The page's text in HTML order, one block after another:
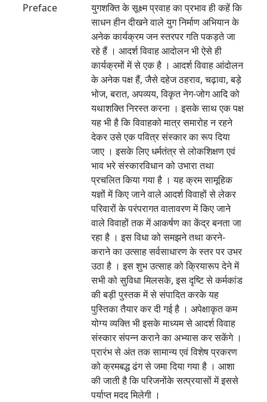
Preface
युगशक्ति के सूक्ष्म प्रवाह का प्रभाव ही कहें कि
साधन हीन दीखने वाले युग निर्माण अभियान के
अनेक कार्यक्रम जन स्तरपर गति पकड़ते जा
रहे हैं । आदर्श विवाह आदोलन भी ऐसे ही
कार्यक्रमों में से एक है । आदर्श विवाह आंदोलन
के अनेक पक्ष हैं, जैसे दहेज ठहराव, चढ़ावा, बड़े
भोज, बरात, अपव्यय, विकृत नेग-जोग आदि को
यथाशक्ति निरस्त करना । इसके साथ एक पक्ष
यह भी है कि विवाहको मात्र समारोह न रहने
देकर उसे एक पवित्र संस्कार का रूप दिया
जाए । इसके लिए धर्मतंत्र से लोकशिक्षण एवं
भाव भरे संस्कारविधान को उभारा तथा
प्रचलित किया गया है । यह क्रम सामूहिक
यज्ञों में किए जाने वाले आदर्श विवाहों से लेकर
परिवारों के परंपरागत वातावरण में किए जाने
वाले विवाहों तक में आकर्षण का केंद्र बनता जा
रहा है । इस विधा को समझने तथा करने-
कराने का उत्साह सर्वसाधारण के स्तर पर उभर
उठा है । इस शुभ उत्साह को क्रियारूप देने में
सभी को सुविधा मिलसके, इस दृष्टि से कर्मकांड
की बड़ी पुस्तक में से संपादित करके यह
पुस्तिका तैयार कर दी गई है । अपेक्षाकृत कम
योग्य व्यक्ति भी इसके माध्यम से आदर्श विवाह
संस्कार संपन्न कराने का अभ्यास कर सकेंगे ।
प्रारंभ से अंत तक सामान्य एवं विशेष प्रकरण
को क्रमबद्ध ढंग से जमा दिया गया है । आशा
की जाती है कि परिजनोंके सत्प्रयासों में इससे
पर्याप्त मदद मिलेगी ।